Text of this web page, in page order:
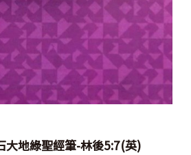
地綠聖經筆-林後5:7(英)